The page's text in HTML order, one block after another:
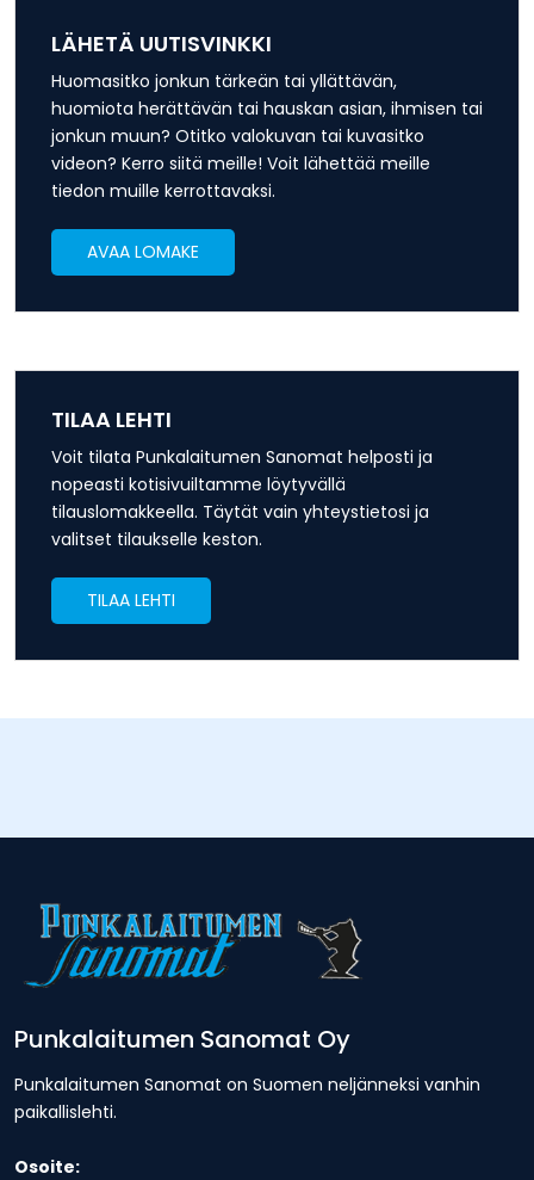
LÄHETÄ UUTISVINKKI
Huomasitko jonkun tärkeän tai yllättävän,
huomiota herättävän tai hauskan asian, ihmisen tai
jonkun muun? Otitko valokuvan tai kuvasitko
videon? Kerro siitä meille! Voit lähettää meille
tiedon muille kerrottavaksi.
AVAA LOMAKE
TILAA LEHTI
Voit tilata Punkalaitumen Sanomat helposti ja
nopeasti kotisivuiltamme löytyvällä
tilauslomakkeella. Täytät vain yhteystietosi ja
valitset tilaukselle keston.
TILAA LEHTI
Punkalaitumen Sanomat Oy
Punkalaitumen Sanomat on Suomen neljänneksi vanhin
paikallislehti.
Osoite: